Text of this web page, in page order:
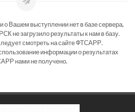
Вашем выступлении нет в базе сервера,
не загрузило результаты к нам в базу.
смотреть на сайте ФТСАРР.
информации о результатах
нами не получено.